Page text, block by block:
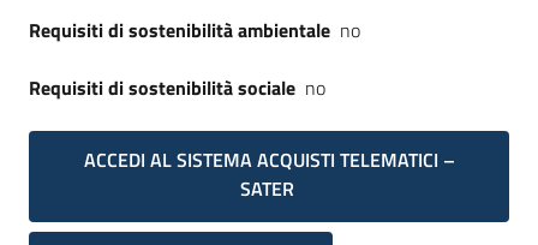
Requisiti di sostenibilità ambientale no
Requisiti di sostenibilità sociale no
ACCEDI AL SISTEMA ACQUISTI TELEMATICI –
SATER